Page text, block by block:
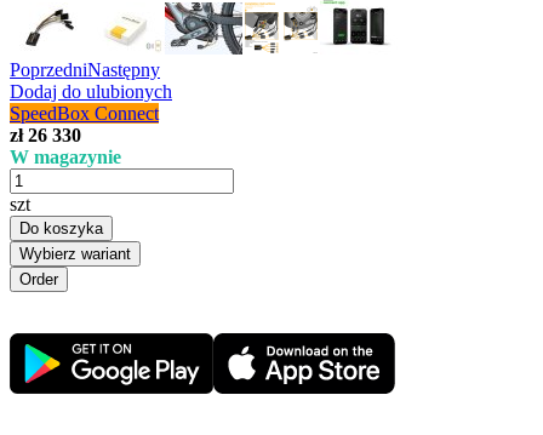
PoprzedniNastępny
Dodaj do ulubionych
SpeedBox Connect
zł 26 330
W magazynie
szt
Do koszyka
Wybierz wariant